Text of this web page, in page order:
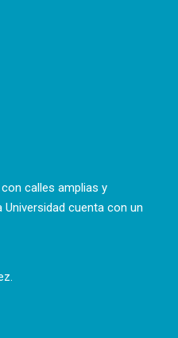
calles amplias y
cuenta con un